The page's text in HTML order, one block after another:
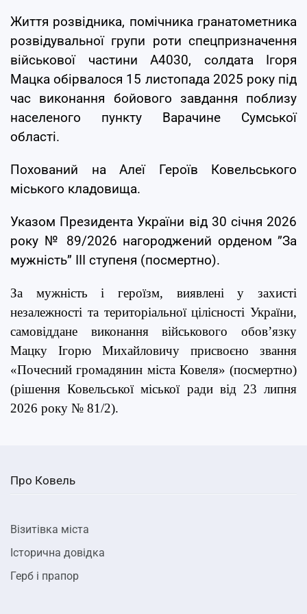
Життя розвідника, помічника гранатометника
розвідувальної групи роти спецпризначення
військової частини А4030, солдата Ігоря
Мацка обірвалося 15 листопада 2025 року під
час виконання бойового завдання поблизу
населеного пункту Варачине Сумської
області.
Похований на Алеї Героїв Ковельського
міського кладовища.
Указом Президента України від 30 січня 2026
року № 89/2026 нагороджений орденом ”За
мужність” ІІІ ступеня (посмертно).
За мужність і героїзм, виявлені у захисті
незалежності та територіальної цілісності України,
самовіддане виконання військового обов’язку
Мацку Ігорю Михайловичу присвоєно звання
«Почесний громадянин міста Ковеля» (посмертно)
(рішення Ковельської міської ради від 23 липня
2026 року № 81/2).
Про Ковель
Візитівка міста
Історична довідка
Герб і прапор